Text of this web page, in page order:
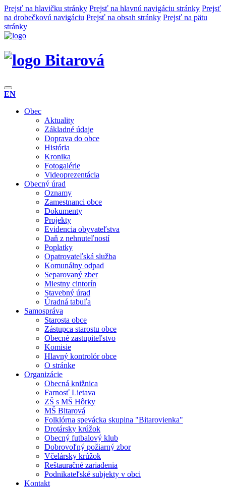
Prejsť na hlavičku stránky Prejsť na hlavnú navigáciu stránky Prejsť
na drobečkovú navigáciu Prejsť na obsah stránky Prejsť na pätu
stránky
Bitarová
EN
Obec
Aktuality
Základné údaje
Doprava do obce
História
Kronika
Fotogalérie
Videoprezentácia
Obecný úrad
Oznamy
Zamestnanci obce
Dokumenty
Projekty
Evidencia obyvateľstva
Daň z nehnuteľností
Poplatky
Opatrovateľská služba
Komunálny odpad
Separovaný zber
Miestny cintorín
Stavebný úrad
Úradná tabuľa
Samospráva
Starosta obce
Zástupca starostu obce
Obecné zastupiteľstvo
Komisie
Hlavný kontrolór obce
O stránke
Organizácie
Obecná knižnica
Farnosť Lietava
ZŠ s MŠ Hôrky
MŠ Bitarová
Folklórna spevácka skupina "Bitarovienka"
Drotársky krúžok
Obecný futbalový klub
Dobrovoľný požiarný zbor
Včelársky krúžok
Reštauračné zariadenia
Podnikateľské subjekty v obci
Kontakt